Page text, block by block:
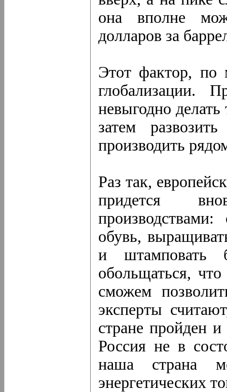
она вполне
долларов за
Этот фактор, по
глобализации.
невыгодно
затем
производить
Раз так,
придется
обувь,
и штамповать
обольщаться,
сможем
эксперты
стране пройден и
Россия не в
наша страна
энергетических